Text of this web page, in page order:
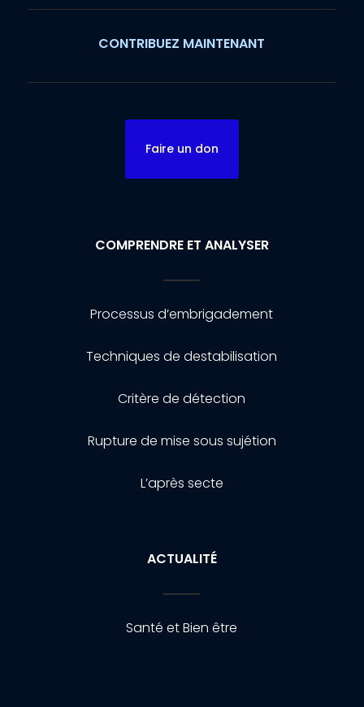
CONTRIBUEZ MAINTENANT
Faire un don
COMPRENDRE ET ANALYSER
Processus d’embrigadement
Techniques de destabilisation
Critère de détection
Rupture de mise sous sujétion
L’après secte
ACTUALITÉ
Santé et Bien être